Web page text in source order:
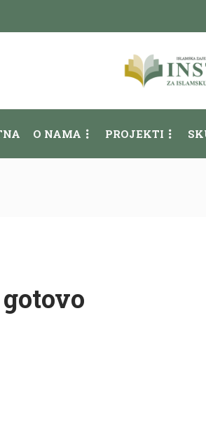
O NAMA PROJEKTI